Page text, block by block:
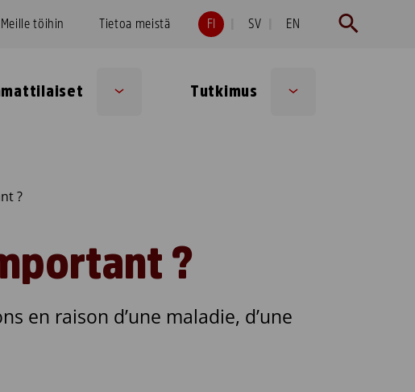
Meille töihin Tietoa meistä FI SV EN
Tutkimus
?
?
en raison d’une maladie, d’une